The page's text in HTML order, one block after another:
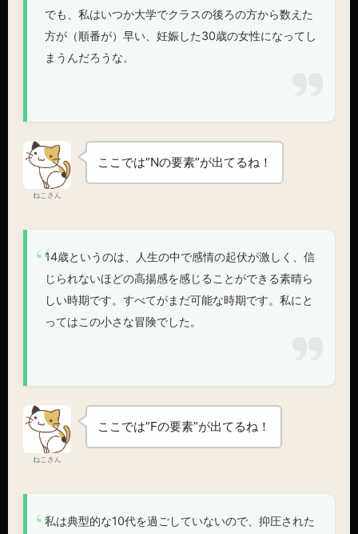
でも、私はいつか大学でクラスの後ろの方から数えた
方が（順番が）早い、妊娠した30歳の女性になってし
まうんだろうな。
ねこさん
ここでは”Nの要素”が出てるね！
14歳というのは、人生の中で感情の起伏が激しく、信
じられないほどの高揚感を感じることができる素晴ら
しい時期です。すべてがまだ可能な時期です。私にと
ってはこの小さな冒険でした。
ねこさん
ここでは”Fの要素”が出てるね！
私は典型的な10代を過ごしていないので、抑圧された